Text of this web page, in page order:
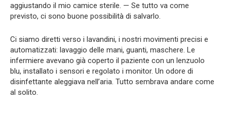
aggiustando il mio camice sterile. — Se tutto va come
previsto, ci sono buone possibilità di salvarlo.
Ci siamo diretti verso i lavandini, i nostri movimenti precisi e
automatizzati: lavaggio delle mani, guanti, maschere. Le
infermiere avevano già coperto il paziente con un lenzuolo
blu, installato i sensori e regolato i monitor. Un odore di
disinfettante aleggiava nell’aria. Tutto sembrava andare come
al solito.